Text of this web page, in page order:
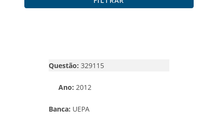
Questão: 329115
Ano: 2012
Banca: UEPA